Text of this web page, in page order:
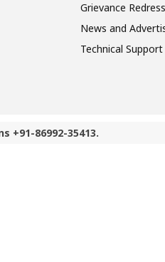
Grievance
News and
Technical Support
+91-86992-35413.